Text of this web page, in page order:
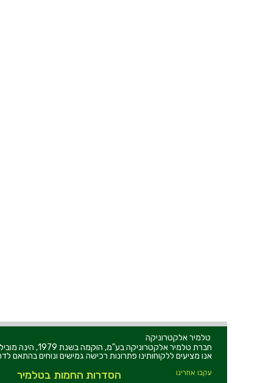
טלמיר אלקטרוניקה
חברת טלמיר
אנו מציעים ללקוחותינו פתרונות רכישה גמישים ונוחים בהתאם
עקבו אחרינו הסדרות החמות בטלמיר